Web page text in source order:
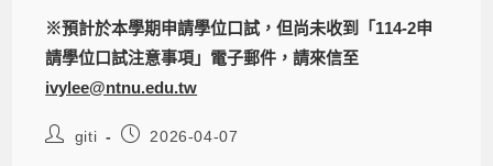
※預計於本學期申請學位口試，但尚未收到「114-2申
請學位口試注意事項」電子郵件，請來信至
ivylee@ntnu.edu.tw
giti 2026-04-07